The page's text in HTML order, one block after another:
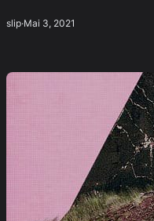
slip·Mai 3, 2021